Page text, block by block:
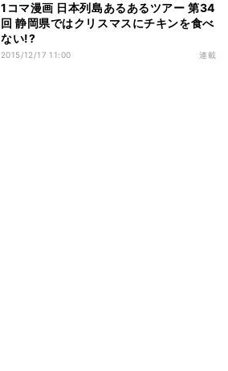
1コマ漫画 日本列島あるあるツアー 第34
回 静岡県ではクリスマスにチキンを食べ
ない!?
2015/12/17 11:00 連載